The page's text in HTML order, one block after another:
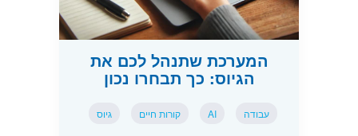
המערכת שתנהל לכם את
הגיוס: כך תבחרו נכון
עבודה AI קורות חיים גיוס